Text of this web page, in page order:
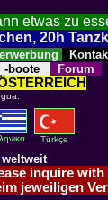
etwas zu
20h
-boote Forum
Türkçe
inquire
jeweiligen